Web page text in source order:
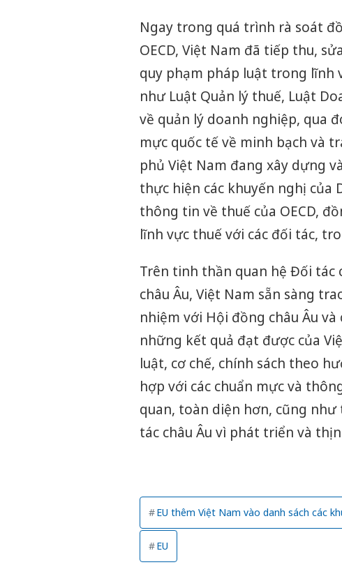
Ngay trong quá trình rà soát
OECD, Việt Nam đã tiếp thu,
quy phạm pháp luật trong lĩnh
như Luật Quản lý thuế, Luật
về quản lý doanh nghiệp, qua
mực quốc tế về minh bạch và
phủ Việt Nam đang xây dựng
thực hiện các khuyến nghị của
thông tin về thuế của OECD,
lĩnh vực thuế với các đối tác,
Trên tinh thần quan hệ Đối tác
châu Âu, Việt Nam sẵn sàng
nhiệm với Hội đồng châu Âu
những kết quả đạt được của
luật, cơ chế, chính sách theo
hợp với các chuẩn mực và
quan, toàn diện hơn, cũng như
tác châu Âu vì phát triển và
EU thêm Việt Nam vào danh sách các
EU